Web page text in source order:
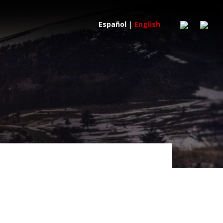
Español | English